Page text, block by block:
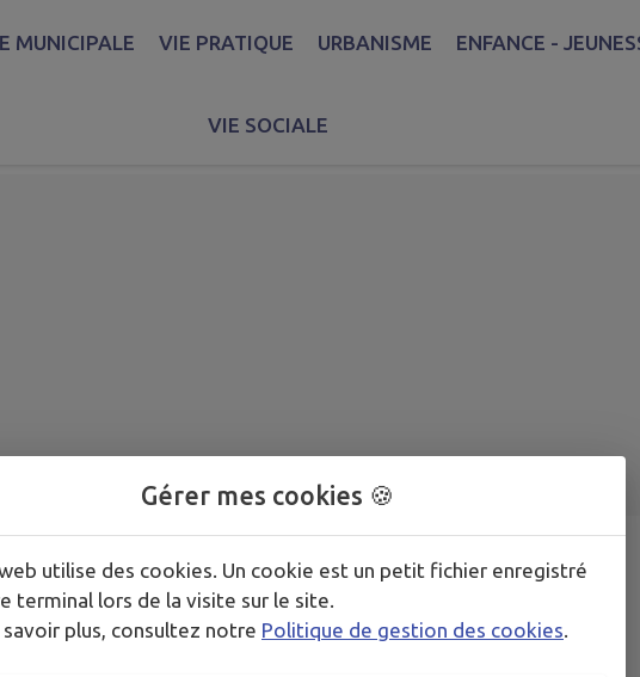
MUNICIPALE VIE PRATIQUE URBANISME ENFANCE -
VIE SOCIALE
circulation rue du
Gérer mes cookies 🍪
utilise des cookies. Un cookie est un petit fichier enregistré
terminal lors de la visite sur le site.
savoir plus, consultez notre Politique de gestion des cookies.